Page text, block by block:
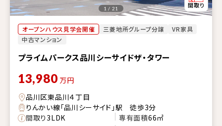
オープンハウス見学会開催 三菱地所グループ分譲
VR家具
中古マンション
プライムパークス品川シーサイドザ・タワー
1 / 21
13,980 万円
品川区東品川４丁目
りんかい線「品川シーサイド」駅 徒歩3分
間取り3LDK 専有面積66㎡